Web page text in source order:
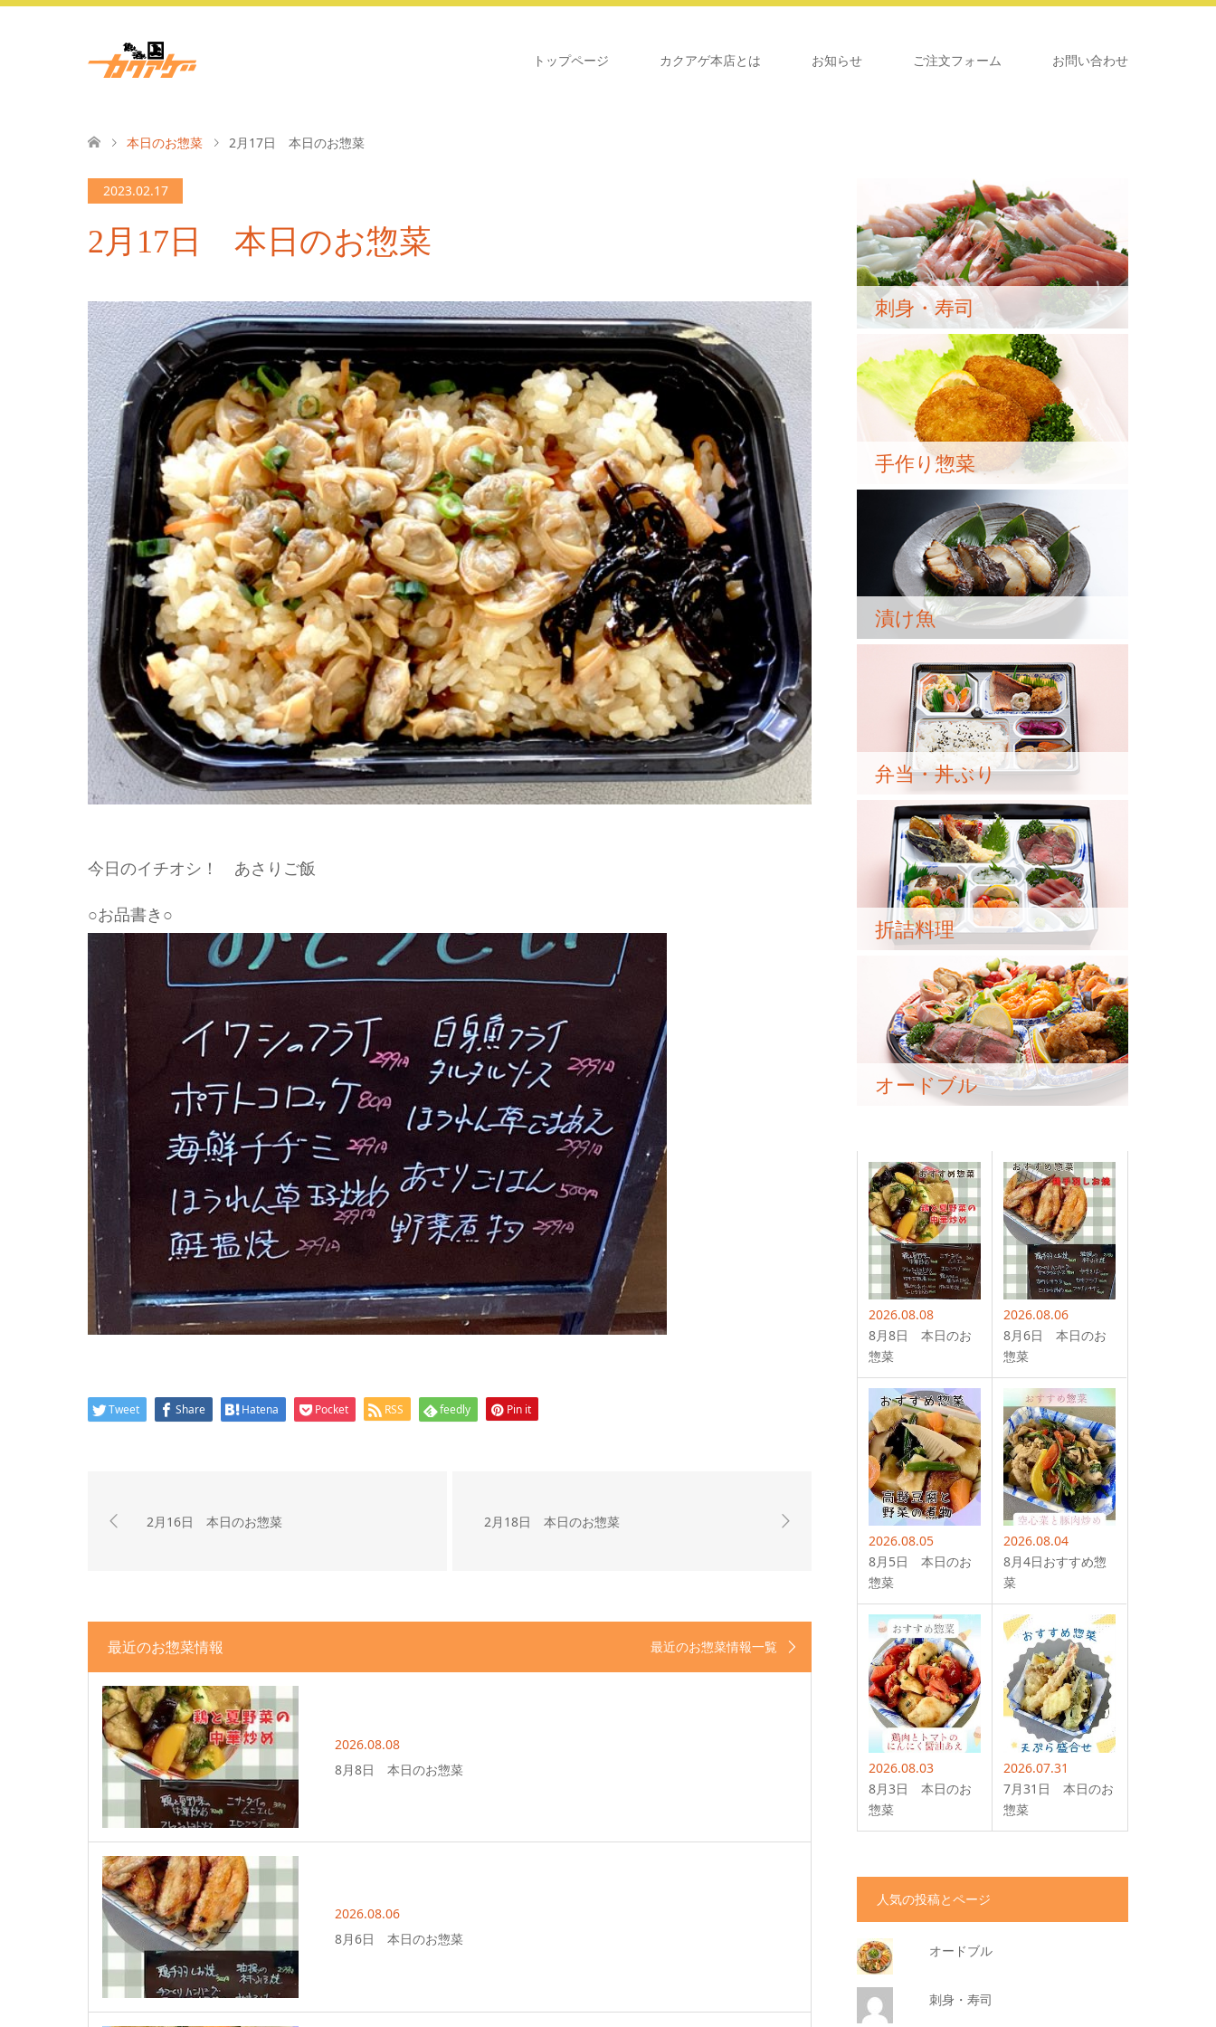
トップページ カクアゲ本店とは お知らせ ご注文フォーム お問い合わせ
本日のお惣菜 2月17日 本日のお惣菜
2023.02.17
2月17日 本日のお惣菜
今日のイチオシ！ あさりご飯
○お品書き○
Tweet Share Hatena Pocket RSS feedly Pin it
2月16日 本日のお惣菜 2月18日 本日のお惣菜
最近のお惣菜情報 最近のお惣菜情報一覧
2026.08.08
8月8日 本日のお惣菜
2026.08.06
8月6日 本日のお惣菜
刺身・寿司
手作り惣菜
漬け魚
弁当・丼ぶり
折詰料理
オードブル
2026.08.08
8月8日 本日のお
惣菜
2026.08.06
8月6日 本日のお
惣菜
2026.08.05
8月5日 本日のお
惣菜
2026.08.04
8月4日おすすめ惣
菜
2026.08.03
8月3日 本日のお
惣菜
2026.07.31
7月31日 本日のお
惣菜
人気の投稿とページ
オードブル
刺身・寿司